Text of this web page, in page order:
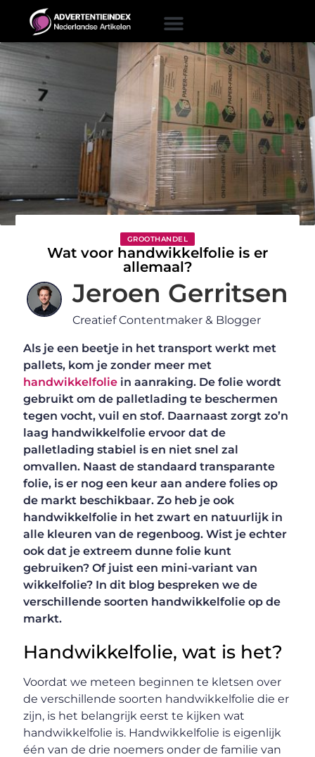
GROOTHANDEL
Wat voor handwikkelfolie is er
allemaal?
Jeroen Gerritsen
Creatief Contentmaker & Blogger
Als je een beetje in het transport werkt met
pallets, kom je zonder meer met
handwikkelfolie in aanraking. De folie wordt
gebruikt om de palletlading te beschermen
tegen vocht, vuil en stof. Daarnaast zorgt zo’n
laag handwikkelfolie ervoor dat de
palletlading stabiel is en niet snel zal
omvallen. Naast de standaard transparante
folie, is er nog een keur aan andere folies op
de markt beschikbaar. Zo heb je ook
handwikkelfolie in het zwart en natuurlijk in
alle kleuren van de regenboog. Wist je echter
ook dat je extreem dunne folie kunt
gebruiken? Of juist een mini-variant van
wikkelfolie? In dit blog bespreken we de
verschillende soorten handwikkelfolie op de
markt.
Handwikkelfolie, wat is het?
Voordat we meteen beginnen te kletsen over
de verschillende soorten handwikkelfolie die er
zijn, is het belangrijk eerst te kijken wat
handwikkelfolie is. Handwikkelfolie is eigenlijk
één van de drie noemers onder de familie van